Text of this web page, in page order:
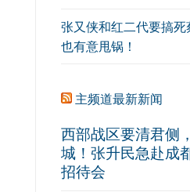
张又侠和红二代要搞
也有意甩锅！
主频道最新新闻
西部战区要清君侧
城！张升民急赴成
招待会